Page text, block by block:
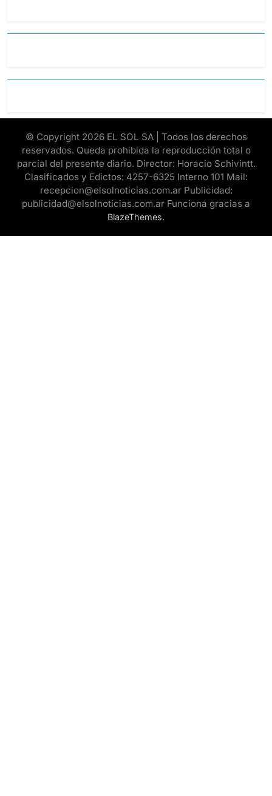
© Copyright 2026 EL SOL SA | Todos los derechos
reservados. Queda prohibida la reproducción total o
parcial del presente diario. Director: Horacio Schivintt.
Clasificados y Edictos: 4257-6325 Interno 101 Mail:
recepcion@elsolnoticias.com.ar Publicidad:
publicidad@elsolnoticias.com.ar Funciona gracias a
BlazeThemes.